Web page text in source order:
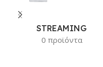
STREAMING
0 προϊόντα